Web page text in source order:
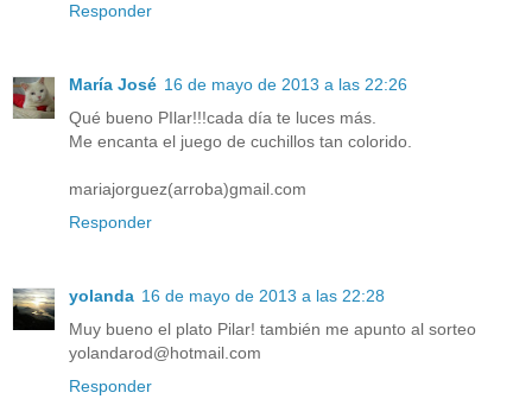
Responder
María José 16 de mayo de 2013 a las 22:26
Qué bueno PIlar!!!cada día te luces más.
Me encanta el juego de cuchillos tan colorido.
mariajorguez(arroba)gmail.com
Responder
yolanda 16 de mayo de 2013 a las 22:28
Muy bueno el plato Pilar! también me apunto al sorteo
yolandarod@hotmail.com
Responder